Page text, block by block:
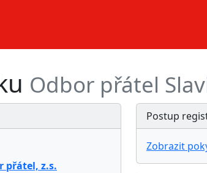
Odbor přátel
přátel, z.s.
Postup
Zobrazit